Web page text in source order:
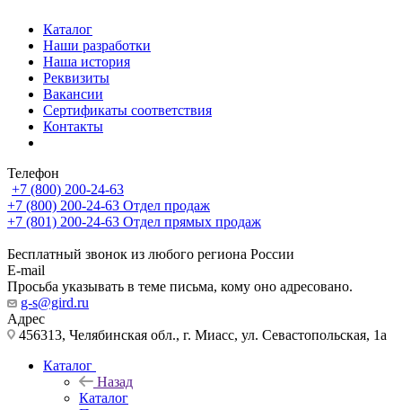
Каталог
Наши разработки
Наша история
Реквизиты
Вакансии
Сертификаты соответствия
Контакты
Телефон
+7 (800) 200-24-63
+7 (800) 200-24-63 Отдел продаж
+7 (801) 200-24-63 Отдел прямых продаж
Бесплатный звонок из любого региона России
E-mail
Просьба указывать в теме письма, кому оно адресовано.
g-s@gird.ru
Адрес
456313, Челябинская обл., г. Миасс, ул. Севастопольская, 1а
Каталог
Назад
Каталог